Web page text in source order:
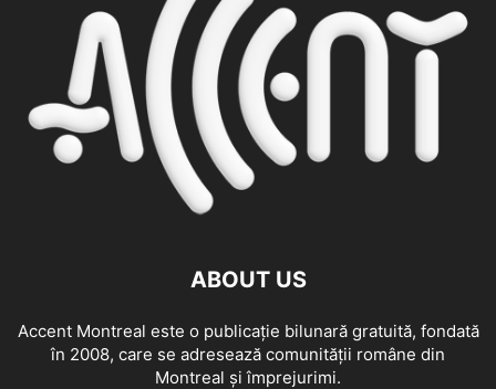
ABOUT US
Accent Montreal este o publicație bilunară gratuită, fondată
în 2008, care se adresează comunităţii române din
Montreal şi împrejurimi.